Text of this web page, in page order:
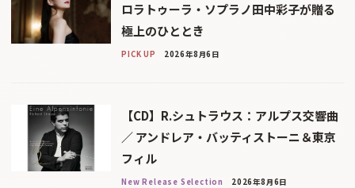
ロラトゥーラ・ソプラノ田中彩子が贈る
極上のひととき
PICK UP 2026年8月6日
【CD】R.シュトラウス：アルプス交響曲
／ アンドレア・バッティストーニ＆東京
フィル
New Release Selection 2026年8月6日